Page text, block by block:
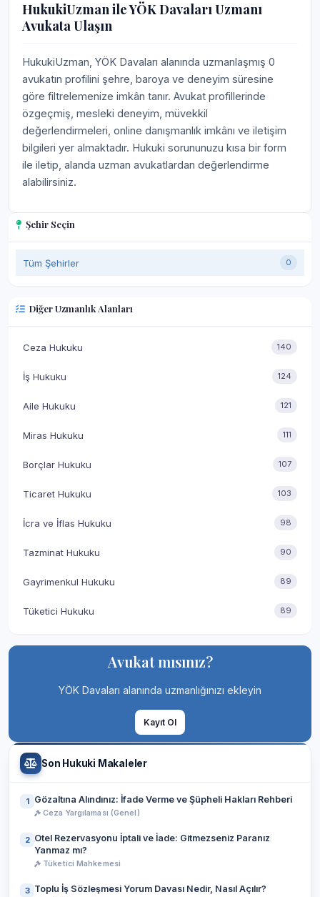
Şehir Seçin
Tüm Şehirler 0
Diğer Uzmanlık Alanları
Ceza Hukuku 140
İş Hukuku 124
Aile Hukuku 121
Miras Hukuku 111
Borçlar Hukuku 107
Ticaret Hukuku 103
İcra ve İflas Hukuku 98
Tazminat Hukuku 90
Gayrimenkul Hukuku 89
Tüketici Hukuku 89
Avukat mısınız?
YÖK Davaları alanında uzmanlığınızı ekleyin
Kayıt Ol
Son Hukuki Makaleler
1 Gözaltına Alındınız: İfade Verme ve Şüpheli Hakları Rehberi
Ceza Yargılaması (Genel)
2 Otel Rezervasyonu İptali ve İade: Gitmezseniz Paranız
Yanmaz mı?
Tüketici Mahkemesi
3 Toplu İş Sözleşmesi Yorum Davası Nedir, Nasıl Açılır?
HukukiUzman ile YÖK Davaları Uzmanı
Avukata Ulaşın
HukukiUzman, YÖK Davaları alanında uzmanlaşmış 0
avukatın profilini şehre, baroya ve deneyim süresine
göre filtrelemenize imkân tanır. Avukat profillerinde
özgeçmiş, mesleki deneyim, müvekkil
değerlendirmeleri, online danışmanlık imkânı ve iletişim
bilgileri yer almaktadır. Hukuki sorununuzu kısa bir form
ile iletip, alanda uzman avukatlardan değerlendirme
alabilirsiniz.